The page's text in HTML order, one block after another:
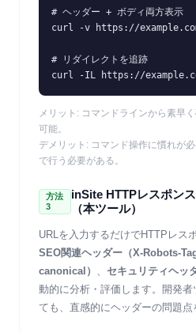
# ヘッダー + ボディ両方表示
curl -v https://
# リダイレクトを追跡
curl -IL https://
メリット: コマンドラインから素早
可能。
デメリット: コマンド操作に慣れが
で行う必要がある。
方法
3
inSite HTTPレスポン
（本ツール）
URLを入力するだけでHTTPレス
SEO関連ヘッダー（X-Robots-
canonical） 、 セキュリティヘッ
動的に分析・評価します。開発者
ても、直感的にヘッダーの問題点